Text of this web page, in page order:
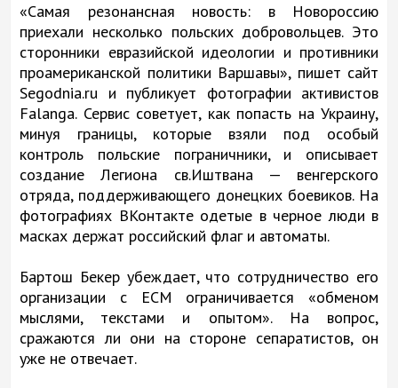
«Самая резонансная новость: в Новороссию
приехали несколько польских добровольцев. Это
сторонники евразийской идеологии и противники
проамериканской политики Варшавы», пишет сайт
Segodnia.ru и публикует фотографии активистов
Falanga. Сервис советует, как попасть на Украину,
минуя границы, которые взяли под особый
контроль польские пограничники, и описывает
создание Легиона св.Иштвана — венгерского
отряда, поддерживающего донецких боевиков. На
фотографиях ВКонтакте одетые в черное люди в
масках держат российский флаг и автоматы.
Бартош Бекер убеждает, что сотрудничество его
организации с ЕСМ ограничивается «обменом
мыслями, текстами и опытом». На вопрос,
сражаются ли они на стороне сепаратистов, он
уже не отвечает.